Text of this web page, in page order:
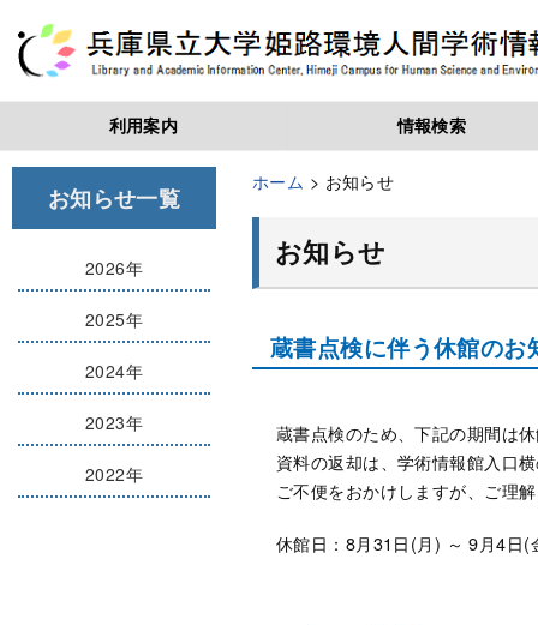
利用案内
開館時間・休館日
学生・教職員の方
学外の方
お問い合わせ・アクセス
情報検索
蔵書検索(OPAC)
データベース
電子ジャーナル
お知らせ一覧
2026年
2025年
2024年
2023年
2022年
ホーム > お知らせ
お知らせ
蔵書点検に伴う休館のお
蔵書点検のため、下記の期間は
資料の返却は、学術情報館入口
ご不便をおかけしますが、ご理
休館日：8月31日(月) ～ 9月4日(